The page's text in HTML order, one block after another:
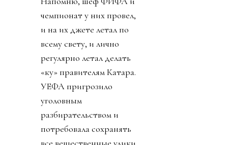
чемпионат у них провел,
и на их джете летал по
всему свету, и лично
регулярно летал делать
«ку» правителям Катара.
УЕФА пригрозило
уголовным
разбирательством и
потребовала сохранять
все вещественные улики